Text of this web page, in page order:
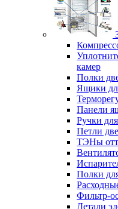
камер
Полки
Ящики
Панели
Ручки
Петли
ТЭНы
Полки
Фильтр-
Детали